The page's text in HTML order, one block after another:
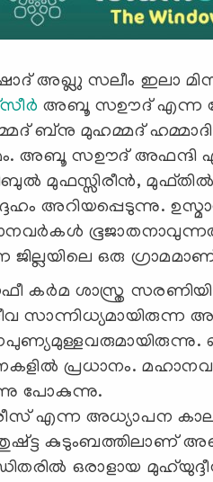
അഖ്ലു സലീം ഇലാ
അബൂ സഊദ് എന്ന
ബ്‌നു മുഹമ്മദ്
അബൂ സഊദ് അഫന്ദി
മുഫസ്സിരീൻ,
അറിയപ്പെടുന്നു.
ഭൂജാതനാവുന്നത്.
ജില്ലയിലെ ഒരു ഗ്രാമമാണ്
കർമ ശാസ്ത്ര
സാന്നിധ്യമായിരുന്ന
പ്രധാനം.
പോകുന്നു.
എന്ന അധ്യാപന
കുടുംബത്തിലാണ്
ഒരാളായ